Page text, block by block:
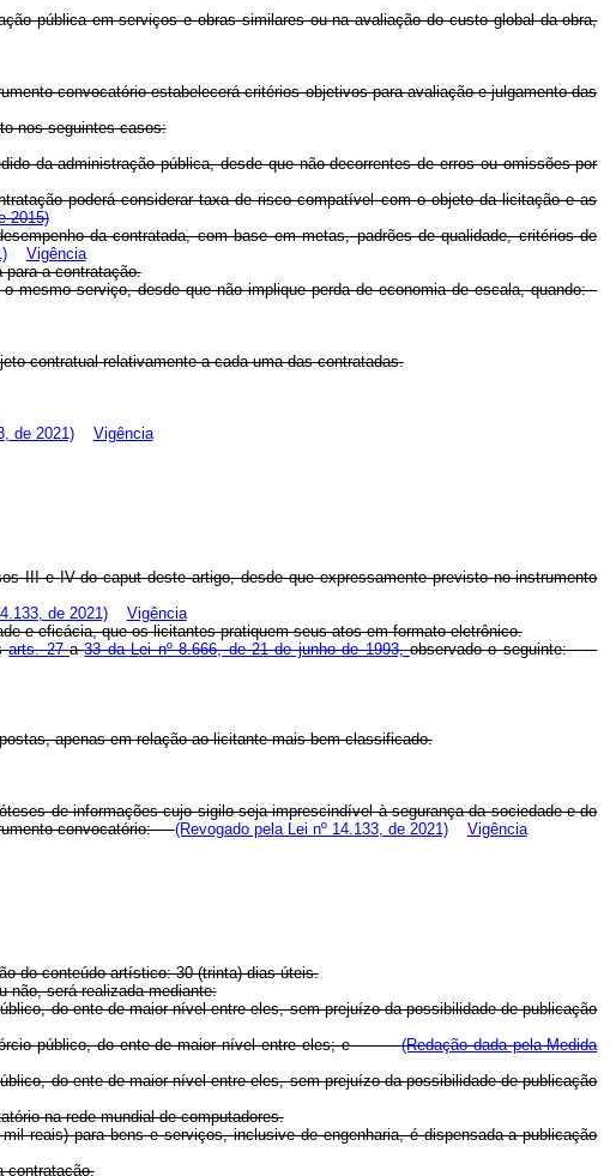
pública em serviços e obras similares ou na avaliação do custo global da obra,
convocatório estabelecerá critérios objetivos para avaliação e julgamento das
nos seguintes casos:
da administração pública, desde que não decorrentes de erros ou omissões por
poderá considerar taxa de risco compatível com o objeto da licitação e as
2015)
da contratada, com base em metas, padrões de qualidade, critérios de
Vigência
para a contratação.
mesmo serviço, desde que não implique perda de economia de escala, quando:
contratual relativamente a cada uma das contratadas.
de 2021)
Vigência
III e IV docaputdeste artigo, desde que expressamente previsto no instrumento
de 2021)
Vigência
e eficácia, que os licitantes pratiquem seus atos em formato eletrônico.
arts. 27a33 da Lei nº 8.666, de 21 de junho de 1993,observado o seguinte:
apenas em relação ao licitante mais bem classificado.
de informações cujo sigilo seja imprescindível à segurança da sociedade e do
convocatório:(Revogado pela Lei nº 14.133, de 2021)
Vigência
do conteúdo artístico: 30 (trinta) dias úteis.
não, será realizada mediante:
do ente de maior nível entre eles, sem prejuízo da possibilidade de publicação
público, do ente de maior nível entre eles; e(Redação dada pela Medida
do ente de maior nível entre eles, sem prejuízo da possibilidade de publicação
na rede mundial de computadores.
reais) para bens e serviços, inclusive de engenharia, é dispensada a publicação
contratação.